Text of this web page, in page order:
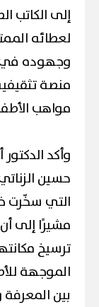
إلى الكاتب
لعطائه
وجهوده في
منصة
مواهب
وأكد
حسين
التي سخّرت
مشيرًا إلى
ترسيخ
الموجهة
بين المعرفة